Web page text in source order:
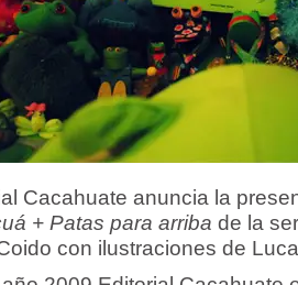
Cacahuate anuncia la
+ Patas para arriba de la
con ilustraciones de